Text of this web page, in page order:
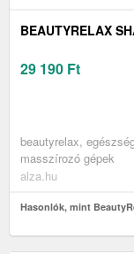
BEAUTYRELAX
29 190 Ft
beautyrelax,
masszírozó gépek
alza.hu
Hasonlók, mint